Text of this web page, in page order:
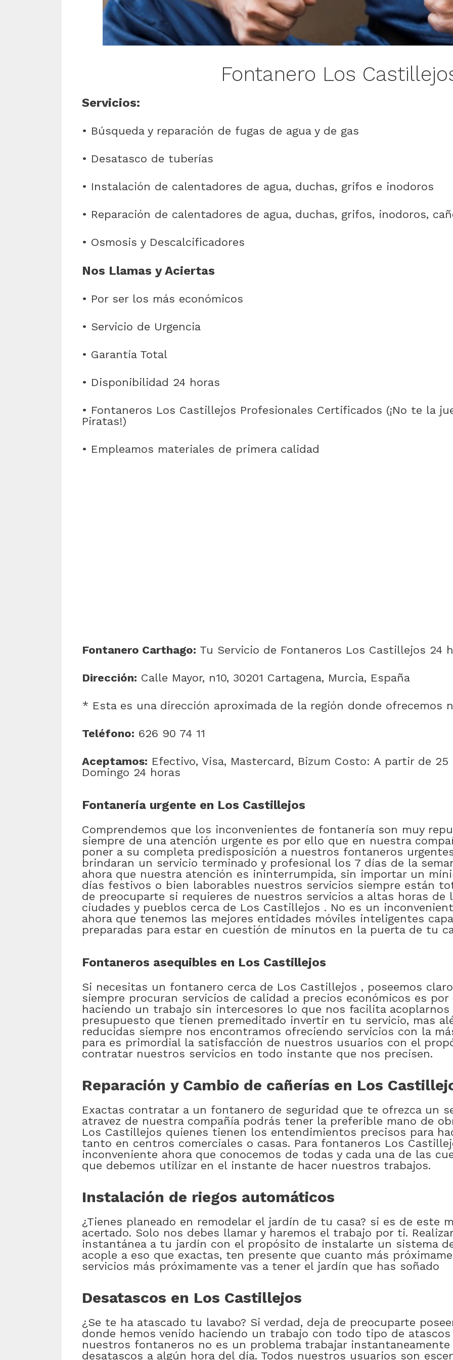
Fontanero Los
Servicios:
• Búsqueda y reparación de fugas de agua y de gas
• Desatasco de tuberías
• Instalación de calentadores de agua, duchas, grifos e inodoros
• Reparación de calentadores de agua, duchas, grifos, inodoros,
• Osmosis y Descalcificadores
Nos Llamas y Aciertas
• Por ser los más económicos
• Servicio de Urgencia
• Garantía Total
• Disponibilidad 24 horas
• Fontaneros Los Castillejos Profesionales Certificados (¡No te la
Piratas!)
• Empleamos materiales de primera calidad
Fontanero Carthago: Tu Servicio de Fontaneros Los Castillejos 24
Dirección: Calle Mayor, n10, 30201 Cartagena, Murcia, España
* Esta es una dirección aproximada de la región donde ofrecemos
Teléfono: 626 90 74 11
Aceptamos: Efectivo, Visa, Mastercard, Bizum Costo: A partir de
Domingo 24 horas
Fontanería urgente en Los Castillejos
Comprendemos que los inconvenientes de fontanería son muy
siempre de una atención urgente es por ello que en nuestra
poner a su completa predisposición a nuestros fontaneros
brindaran un servicio terminado y profesional los 7 días de la
ahora que nuestra atención es ininterrumpida, sin importar un
días festivos o bien laborables nuestros servicios siempre están
de preocuparte si requieres de nuestros servicios a altas horas de
ciudades y pueblos cerca de Los Castillejos . No es un
ahora que tenemos las mejores entidades móviles inteligentes
preparadas para estar en cuestión de minutos en la puerta de tu
Fontaneros asequibles en Los Castillejos
Si necesitas un fontanero cerca de Los Castillejos , poseemos
siempre procuran servicios de calidad a precios económicos es
haciendo un trabajo sin intercesores lo que nos facilita
presupuesto que tienen premeditado invertir en tu servicio, mas
reducidas siempre nos encontramos ofreciendo servicios con la
para es primordial la satisfacción de nuestros usuarios con el
contratar nuestros servicios en todo instante que nos precisen.
Reparación y Cambio de cañerías en Los
Exactas contratar a un fontanero de seguridad que te ofrezca un
atravez de nuestra compañía podrás tener la preferible mano de
Los Castillejos quienes tienen los entendimientos precisos para
tanto en centros comerciales o casas. Para fontaneros Los
inconveniente ahora que conocemos de todas y cada una de las
que debemos utilizar en el instante de hacer nuestros trabajos.
Instalación de riegos automáticos
¿Tienes planeado en remodelar el jardín de tu casa? si es de este
acertado. Solo nos debes llamar y haremos el trabajo por ti.
instantánea a tu jardín con el propósito de instalarte un sistema
acople a eso que exactas, ten presente que cuanto más
servicios más próximamente vas a tener el jardín que has soñado
Desatascos en Los Castillejos
¿Se te ha atascado tu lavabo? Si verdad, deja de preocuparte
donde hemos venido haciendo un trabajo con todo tipo de
nuestros fontaneros no es un problema trabajar
desatascos a algún hora del día. Todos nuestros usuarios son